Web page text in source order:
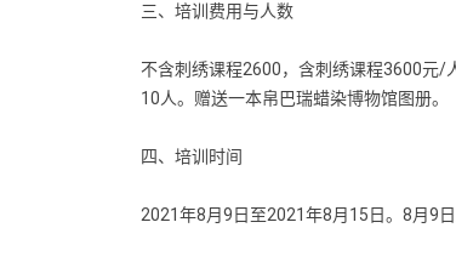
三、培训费用与人数
不含刺绣课程2600，含刺绣课程3600元/
10人。赠送一本帛巴瑞蜡染博物馆图册。
四、培训时间
2021年8月9日至2021年8月15日。8月9